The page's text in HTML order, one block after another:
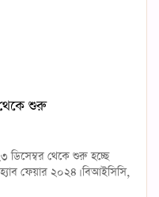
শুরু
ডিসেম্বর থেকে শুরু হচ্ছে
ফেয়ার ২০২৪। বিআইসিসি,